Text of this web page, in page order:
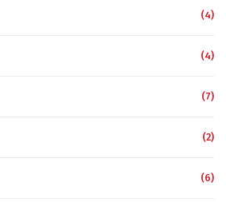
(4)
(4)
(7)
(2)
(6)